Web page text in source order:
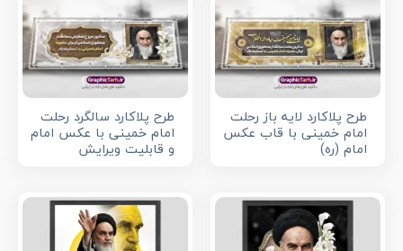
طرح پلاکارد لایه باز رحلت
امام خمینی با قاب عکس
امام (ره)
طرح پلاکارد سالگرد رحلت
امام خمینی با عکس امام
و قابلیت ویرایش